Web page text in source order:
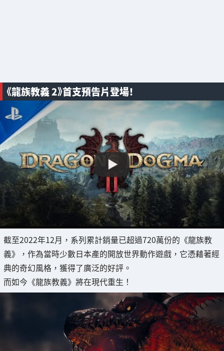
《龍族教義 2》首支預告片登場！
截至2022年12月，系列累計銷量已超過720萬份的《龍族教
義》，作為當時少數日本產的開放世界動作遊戲，它憑藉著經
典的奇幻風格，獲得了廣泛的好評。
而如今《龍族教義》將在現代重生！